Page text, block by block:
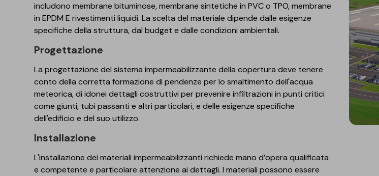
includono membrane bituminose, membrane sintetiche in PVC o TPO, membrane
in EPDM E rivestimenti liquidi. La scelta del materiale dipende dalle esigenze
specifiche della struttura, dal budget e dalle condizioni ambientali.
Progettazione
La progettazione del sistema impermeabilizzante della copertura deve tenere
conto della corretta formazione di pendenze per lo smaltimento dell'acqua
meteorica, di idonei dettagli costruttivi per prevenire infiltrazioni in punti critici
come giunti, tubi passanti e altri particolari, e delle esigenze specifiche
dell'edificio e del suo utilizzo.
Installazione
L'installazione dei materiali impermeabilizzanti richiede mano d’opera qualificata
e competente e particolare attenzione ai dettagli. I materiali possono essere